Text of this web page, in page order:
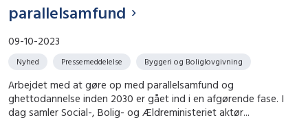
parallelsamfund
09-10-2023
Nyhed Pressemeddelelse Byggeri og Boliglovgivning
Arbejdet med at gøre op med parallelsamfund og
ghettodannelse inden 2030 er gået ind i en afgørende fase. I
dag samler Social-, Bolig- og Ældreministeriet aktør...